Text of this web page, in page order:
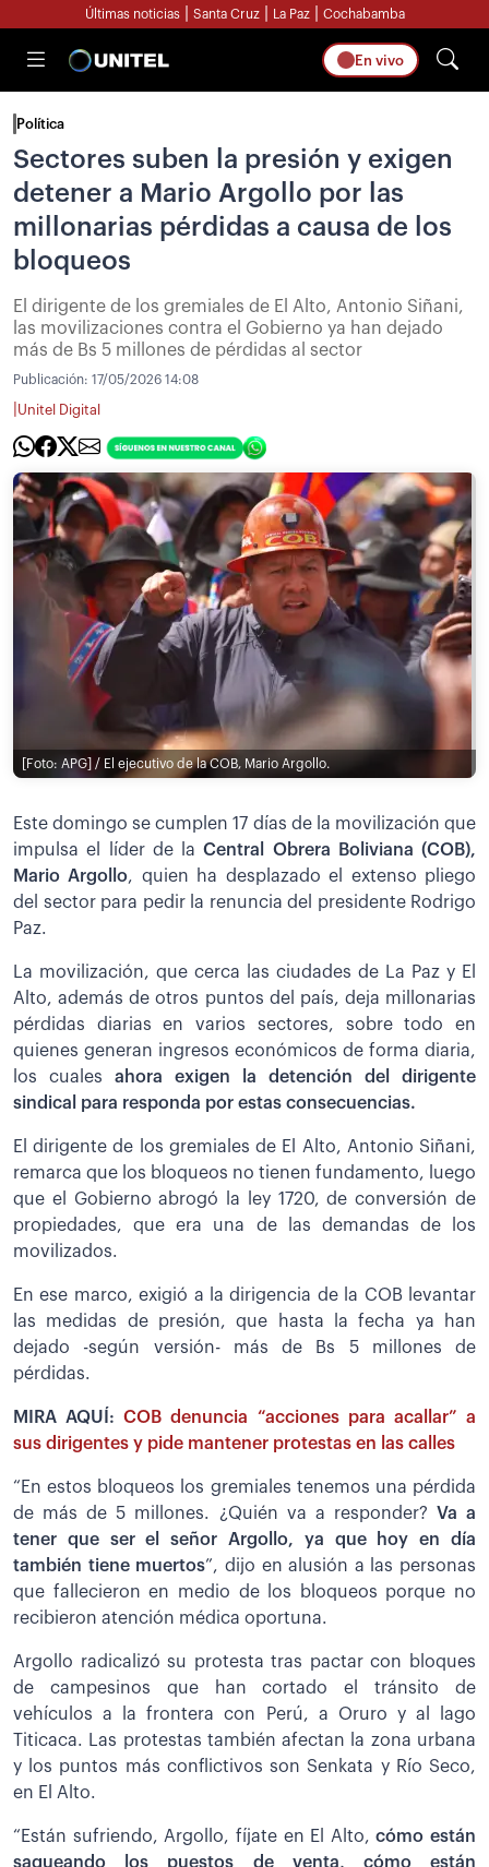
Últimas noticias Santa Cruz La Paz Cochabamba
En vivo
Política
Sectores suben la presión y exigen
detener a Mario Argollo por las
millonarias pérdidas a causa de los
bloqueos
El dirigente de los gremiales de El Alto, Antonio Siñani,
las movilizaciones contra el Gobierno ya han dejado
más de Bs 5 millones de pérdidas al sector
Publicación: 17/05/2026 14:08
Unitel Digital
[Foto: APG] / El ejecutivo de la COB, Mario Argollo.
Este domingo se cumplen 17 días de la movilización que
impulsa el líder de laCentral Obrera Boliviana (COB),
Mario Argollo, quien ha desplazado el extenso pliego
del sector para pedir la renuncia del presidente Rodrigo
Paz.
La movilización, que cerca las ciudades de La Paz y El
Alto, además de otros puntos del país, deja millonarias
pérdidas diarias en varios sectores, sobre todo en
quienes generan ingresos económicos de forma diaria,
los cuales ahora exigen la detención del dirigente
sindical para responda por estas consecuencias.
El dirigente de los gremiales de El Alto, Antonio Siñani,
remarca que los bloqueos no tienen fundamento, luego
que el Gobierno abrogó la ley 1720, de conversión de
propiedades, que era una de las demandas de los
movilizados.
En ese marco, exigió a la dirigencia de la COB levantar
las medidas de presión, que hasta la fecha ya han
dejado -según versión- más de Bs 5 millones de
pérdidas.
MIRA AQUÍ:COB denuncia “acciones para acallar” a
sus dirigentes y pide mantener protestas en las calles
“En estos bloqueos los gremiales tenemos una pérdida
de más de 5 millones. ¿Quién va a responder? Va a
tener que ser el señor Argollo, ya que hoy en día
también tiene muertos”, dijo en alusión a las personas
que fallecieron en medio de los bloqueos porque no
recibieron atención médica oportuna.
Argollo radicalizó su protesta tras pactar con bloques
de campesinos que han cortado el tránsito de
vehículos a la frontera con Perú, a Oruro y al lago
Titicaca. Las protestas también afectan la zona urbana
y los puntos más conflictivos son Senkata y Río Seco,
en El Alto.
“Están sufriendo, Argollo, fíjate en El Alto,cómo están
saqueando los puestos de venta, cómo están